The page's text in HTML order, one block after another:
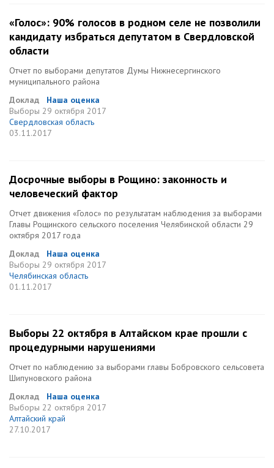
«Голос»: 90% голосов в родном селе не позволили
кандидату избраться депутатом в Свердловской
области
Отчет по выборами депутатов Думы Нижнесергинского
муниципального района
Доклад
Наша оценка
Выборы 29 октября 2017
Свердловская область
03.11.2017
Досрочные выборы в Рощино: законность и
человеческий фактор
Отчет движения «Голос» по результатам наблюдения за выборами
Главы Рощинского сельского поселения Челябинской области 29
октября 2017 года
Доклад
Наша оценка
Выборы 29 октября 2017
Челябинская область
01.11.2017
Выборы 22 октября в Алтайском крае прошли с
процедурными нарушениями
Отчет по наблюдению за выборами главы Бобровского сельсовета
Шипуновского района
Доклад
Наша оценка
Выборы 22 октября 2017
Алтайский край
27.10.2017